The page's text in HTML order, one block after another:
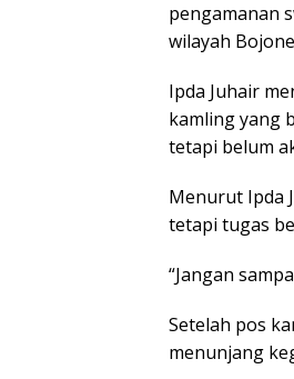
pengamanan
wilayah
Ipda Juhair
kamling yang
tetapi belum
Menurut Ipda
tetapi tugas
“Jangan
Setelah pos
menunjang